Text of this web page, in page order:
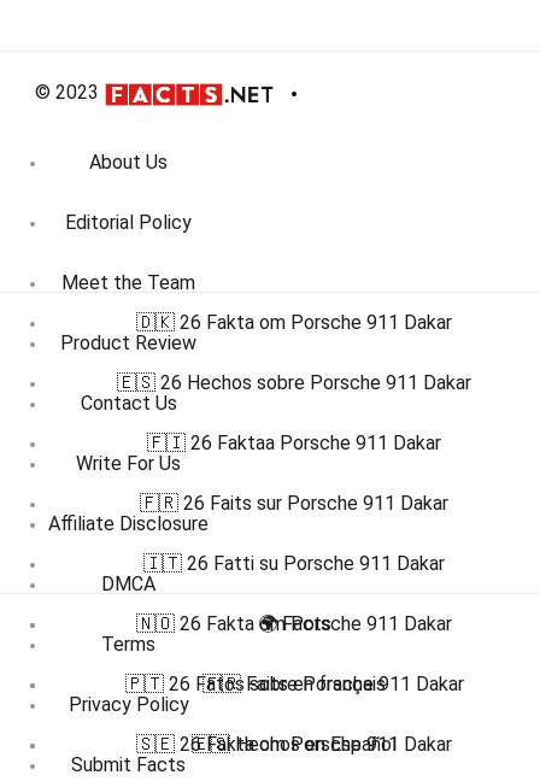
© 2023
About Us
Editorial Policy
Meet the Team
Product Review
Contact Us
Write For Us
Affiliate Disclosure
DMCA
Terms
Privacy Policy
Submit Facts
🇩🇰 26 Fakta om Porsche 911 Dakar
🇪🇸 26 Hechos sobre Porsche 911 Dakar
🇫🇮 26 Faktaa Porsche 911 Dakar
🇫🇷 26 Faits sur Porsche 911 Dakar
🇮🇹 26 Fatti su Porsche 911 Dakar
🇳🇴 26 Fakta om Porsche 911 Dakar
🇵🇹 26 Fatos sobre Porsche 911 Dakar
🇸🇪 26 Fakta om Porsche 911 Dakar
🌍 Facts
🇫🇷 Faits en français
🇪🇸 Hechos en Español